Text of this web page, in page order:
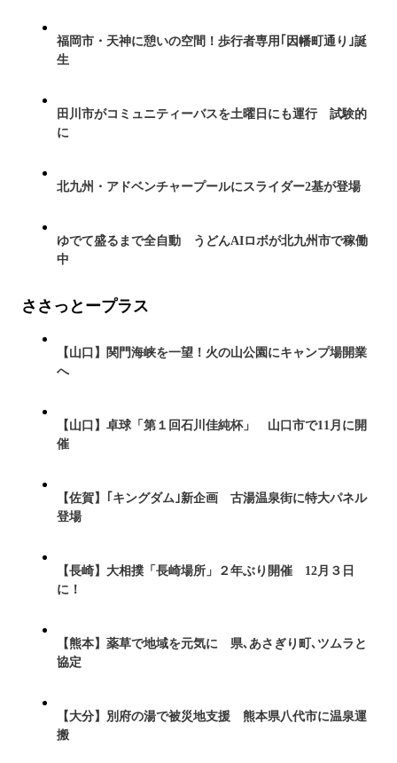
福岡市・天神に憩いの空間！歩行者専用｢因幡町通り｣誕
生
田川市がコミュニティーバスを土曜日にも運行 試験的
に
北九州・アドベンチャープールにスライダー2基が登場
ゆでて盛るまで全自動 うどんAIロボが北九州市で稼働
中
ささっとープラス
【山口】関門海峡を一望！火の山公園にキャンプ場開業
へ
【山口】卓球「第１回石川佳純杯」 山口市で11月に開
催
【佐賀】｢キングダム｣新企画 古湯温泉街に特大パネル
登場
【長崎】大相撲「長崎場所」２年ぶり開催 12月３日
に！
【熊本】薬草で地域を元気に 県､あさぎり町､ツムラと
協定
【大分】別府の湯で被災地支援 熊本県八代市に温泉運
搬